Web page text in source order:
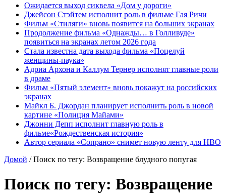
Ожидается выход сиквела «Дом у дороги»
Джейсон Стэйтем исполнит роль в фильме Гая Ричи
Фильм «Стиляги» вновь появится на больших экранах
Продолжение фильма «Однажды… в Голливуде»
появиться на экранах летом 2026 года
Стала известна дата выхода фильма «Поцелуй
женщины-паука»
Адриа Архона и Каллум Тернер исполнят главные роли
в драме
Фильм «Пятый элемент» вновь покажут на российских
экранах
Майкл Б. Джордан планирует исполнить роль в новой
картине «Полиция Майами»
Джонни Депп исполнит главную роль в
фильме«Рождественская история»
Автор сериала «Сопрано» снимет новую ленту для HBO
Домой / Поиск по тегу: Возвращение блудного попугая
Поиск по тегу: Возвращение